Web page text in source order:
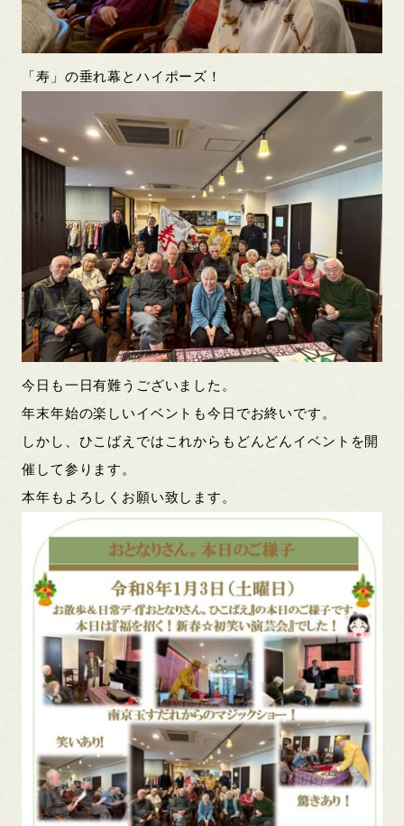
「寿」の垂れ幕とハイポーズ！
今日も一日有難うございました。
年末年始の楽しいイベントも今日でお終いです。
しかし、ひこばえではこれからもどんどんイベントを開
催して参ります。
本年もよろしくお願い致します。